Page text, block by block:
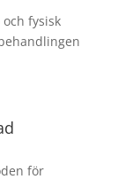
fysisk
för